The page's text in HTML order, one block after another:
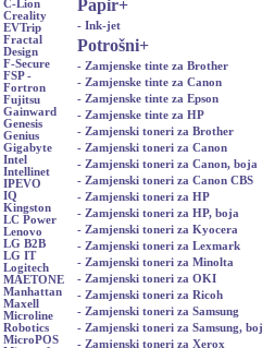
C-Lion
Creality
EVTrip
Fractal
Design
F-Secure
FSP -
Fortron
Fujitsu
Gainward
Genesis
Genius
Gigabyte
Intel
Intellinet
IPEVO
IQ
Kingston
LC Power
Lenovo
LG B2B
LG IT
Logitech
MAETONE
Manhattan
Maxell
Microline
Robotics
MicroPOS
Papir+
- Ink-jet
Potrošni+
- Zamjenske tinte za Brother
- Zamjenske tinte za Canon
- Zamjenske tinte za Epson
- Zamjenske tinte za HP
- Zamjenski toneri za Brother
- Zamjenski toneri za Canon
- Zamjenski toneri za Canon, boja
- Zamjenski toneri za Canon CBS
- Zamjenski toneri za HP
- Zamjenski toneri za HP, boja
- Zamjenski toneri za Kyocera
- Zamjenski toneri za Lexmark
- Zamjenski toneri za Minolta
- Zamjenski toneri za OKI
- Zamjenski toneri za Ricoh
- Zamjenski toneri za Samsung
- Zamjenski toneri za Samsung,
- Zamjenski toneri za Xerox